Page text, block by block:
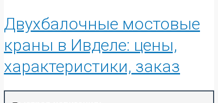
Двухбалочные мостовые
краны в Ивделе: цены,
характеристики, заказ